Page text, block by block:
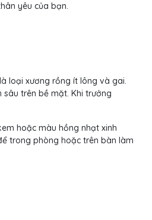
yêu của bạn.
loại xương rồng ít lông và gai.
trên bề mặt. Khi trưởng
hoặc màu hồng nhạt xinh
trong phòng hoặc trên bàn làm